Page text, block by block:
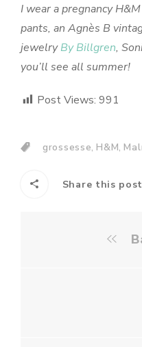
I wear a pregnancy
pants, an Agnès B
jewelryBy Billgren,
you’ll see all summer!
Post Views: 991
grossesse,H&M,
Share this post